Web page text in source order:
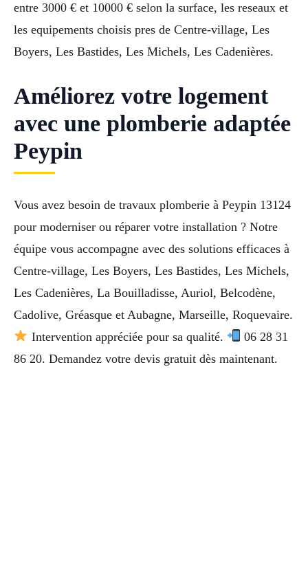
entre 3000 € et 10000 € selon la surface, les reseaux et
les equipements choisis pres de Centre-village, Les
Boyers, Les Bastides, Les Michels, Les Cadenières.
Améliorez votre logement
avec une plomberie adaptée
Peypin
Vous avez besoin de travaux plomberie à Peypin 13124
pour moderniser ou réparer votre installation ? Notre
équipe vous accompagne avec des solutions efficaces à
Centre-village, Les Boyers, Les Bastides, Les Michels,
Les Cadenières, La Bouilladisse, Auriol, Belcodène,
Cadolive, Gréasque et Aubagne, Marseille, Roquevaire.
Intervention appréciée pour sa qualité.
06 28 31
86 20. Demandez votre devis gratuit dès maintenant.